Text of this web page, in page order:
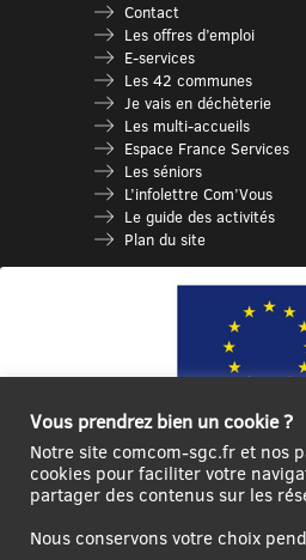
Contact
Les offres d’emploi
E-services
Les 42 communes
Je vais en déchèterie
Les multi-accueils
Espace France Services
Les séniors
L’infolettre Com’Vous
Le guide des activités
Plan du site
Ce site internet a été cofinancé par
Européen de Développement
Créer un
Vous prendrez bien un cookie ?
Notre site comcom-sgc.fr et nos
cookies pour faciliter votre
partager des contenus sur les
Nous conservons votre choix